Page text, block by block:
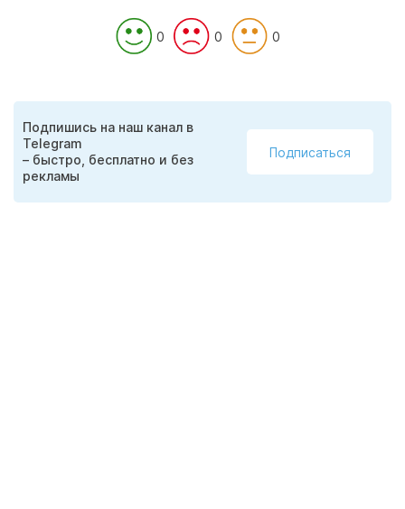
0 0 0
Подпишись на наш канал в
Telegram
– быстро, бесплатно и без
рекламы
Подписаться